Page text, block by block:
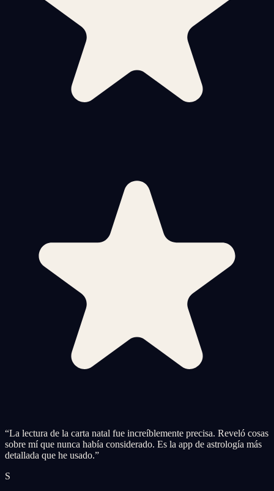
“La lectura de la carta natal fue increíblemente precisa. Reveló cosas
sobre mí que nunca había considerado. Es la app de astrología más
detallada que he usado.”
S